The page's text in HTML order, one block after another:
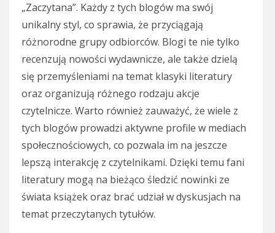
„Zaczytana”. Każdy z tych blogów ma swój
unikalny styl, co sprawia, że przyciągają
różnorodne grupy odbiorców. Blogi te nie tylko
recenzują nowości wydawnicze, ale także dzielą
się przemyśleniami na temat klasyki literatury
oraz organizują różnego rodzaju akcje
czytelnicze. Warto również zauważyć, że wiele z
tych blogów prowadzi aktywne profile w mediach
społecznościowych, co pozwala im na jeszcze
lepszą interakcję z czytelnikami. Dzięki temu fani
literatury mogą na bieżąco śledzić nowinki ze
świata książek oraz brać udział w dyskusjach na
temat przeczytanych tytułów.